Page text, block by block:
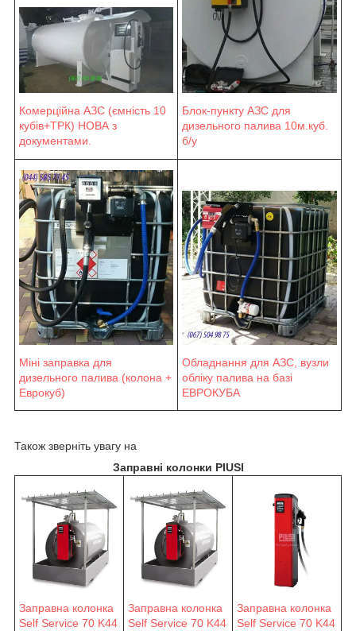
Комерційна АЗС (ємність 10
кубів+ТРК) НОВА з
документами.
Блок-пункту АЗС для
дизельного палива 10м.куб.
б/у
Міні заправка для
дизельного палива (колона +
Еврокуб)
Обладнання для АЗС, вузли
обліку палива на базі
ЕВРОКУБА
Також зверніть увагу на
Заправні колонки PIUSI
Заправна колонка
Self Service 70 K44
Заправна колонка
Self Service 70 K44
Заправна колонка
Self Service 70 K44